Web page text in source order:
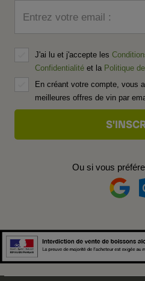
Entrez votre email :
J'ai lu et j'accepte les
Confidentialité et la Politique
En créant votre compte, vous
meilleures offres de vin par
Ou si vous